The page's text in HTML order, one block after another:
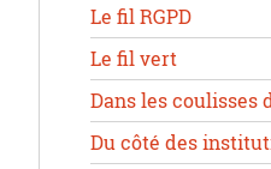
Le fil RGPD
Le fil vert
Dans les coulisses
Du côté des